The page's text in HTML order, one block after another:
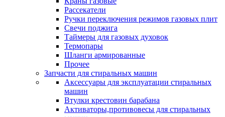
Рассекатели
Ручки переключения режимов газовых плит
Свечи поджига
Таймеры для газовых духовок
Термопары
Шланги армированные
Прочее
Запчасти для стиральных машин
Аксессуары для эксплуатации стиральных
машин
Втулки крестовин барабана
Активаторы,противовесы для стиральных